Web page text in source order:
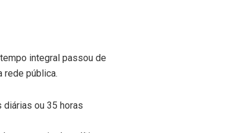
integral passou de
rede pública.
diárias ou 35 horas